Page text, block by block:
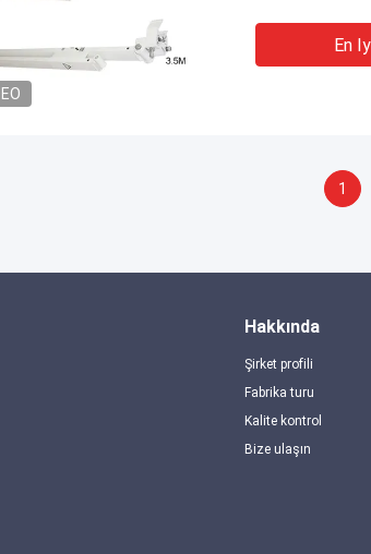
En
1
Hakkında
Şirket profili
Fabrika turu
Kalite kontrol
Bize ulaşın